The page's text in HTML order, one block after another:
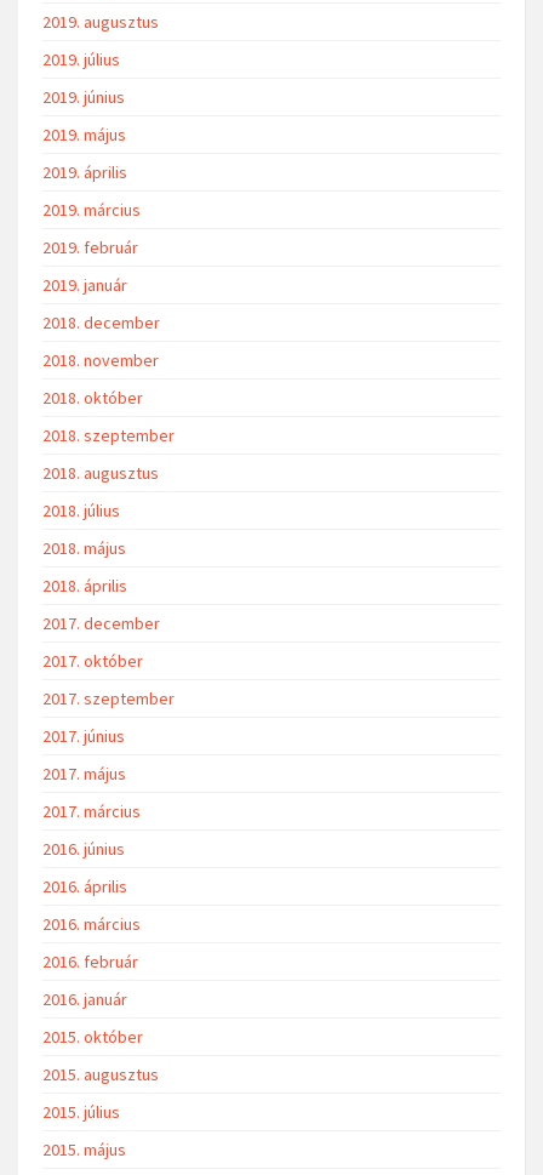
2019. augusztus
2019. július
2019. június
2019. május
2019. április
2019. március
2019. február
2019. január
2018. december
2018. november
2018. október
2018. szeptember
2018. augusztus
2018. július
2018. május
2018. április
2017. december
2017. október
2017. szeptember
2017. június
2017. május
2017. március
2016. június
2016. április
2016. március
2016. február
2016. január
2015. október
2015. augusztus
2015. július
2015. május